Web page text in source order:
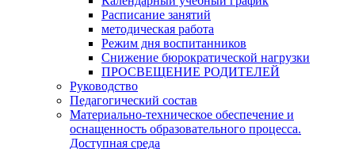
Расписание занятий
методическая работа
Режим дня воспитанников
Снижение бюрократической нагрузки
ПРОСВЕЩЕНИЕ РОДИТЕЛЕЙ
Руководство
Педагогический состав
Материально-техническое обеспечение и
оснащенность образовательного процесса.
Доступная среда